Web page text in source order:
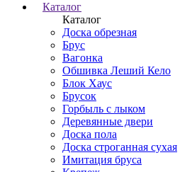
Каталог
Каталог
Доска обрезная
Брус
Вагонка
Обшивка Леший Кело
Блок Хаус
Брусок
Горбыль с лыком
Деревянные двери
Доска пола
Доска строганная сухая
Имитация бруса